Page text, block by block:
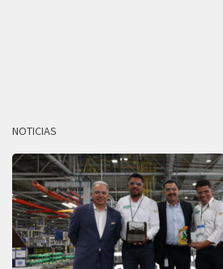
NOTICIAS